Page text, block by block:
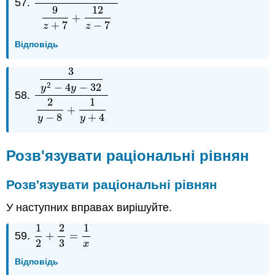
57.
9
z + 7
+
12
z − 7
2z2−49+1z+79z+
Відповідь
58.
3
y2 − 4y − 32
2
y − 8
+
1
y + 4
3y2−4y−322y−8
Розв'язувати раціональні рівнян
Розв'язувати раціональні рівнян
У наступних вправах вирішуйте.
59.
1
2
+
2
3
=
1
x
12 +23=1 x
Відповідь